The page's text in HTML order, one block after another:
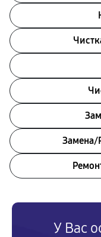
Замена/
У Вас